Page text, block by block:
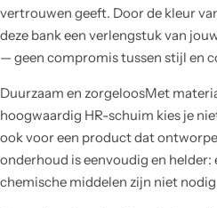
vertrouwen geeft. Door de kleur
deze bank een verlengstuk van
— geen compromis tussen stijl en
Duurzaam en zorgeloosMet
hoogwaardig HR-schuim kies je
ook voor een product dat
onderhoud is eenvoudig en
chemische middelen zijn niet